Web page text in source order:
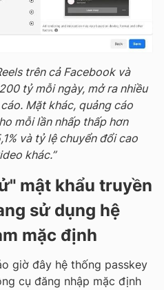
trên cả Facebook và
tỷ mỗi ngày, mở ra nhiều
Mặt khác, quảng cáo
mỗi lần nhấp thấp hơn
và tỷ lệ chuyển đổi cao
khác.”
mật khẩu truyền
sử dụng hệ
mặc định
giờ đây hệ thống passkey
cụ đăng nhập mặc định